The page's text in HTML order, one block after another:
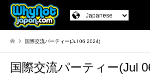
国際交流パーティー(Jul 06 2024)
国際交流パーティー(Jul